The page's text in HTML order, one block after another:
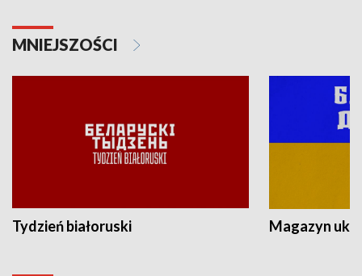
MNIEJSZOŚCI
Tydzień białoruski Magazyn